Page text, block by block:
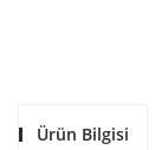
Ürün Bilgisi